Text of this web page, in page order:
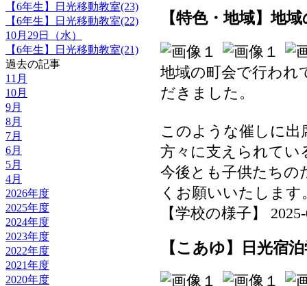
【6年生】日光移動教室(23)
【6年生】日光移動教室(22)
10月29日（水）
【6年生】日光移動教室(21)
過去の記事
11月
10月
9月
8月
7月
6月
5月
4月
2026年度
2025年度
2024年度
2023年度
2022年度
2021年度
2020年度
【特色・地域】地
地域の町会で行われ
だきました。
このような催しに
方々に支えられてい
今後とも子供たちの
くお願いいたします
【学校の様子】
【こあゆ】日光宿